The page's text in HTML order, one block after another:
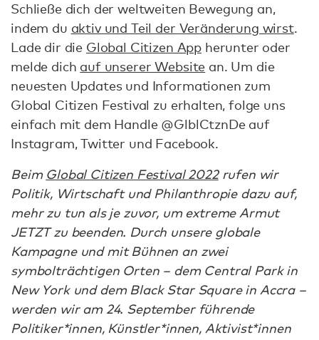
Schließe dich der weltweiten Bewegung an,
indem du aktiv und Teil der Veränderung wirst.
Lade dir die Global Citizen App herunter oder
melde dich auf unserer Website an. Um die
neuesten Updates und Informationen zum
Global Citizen Festival zu erhalten, folge uns
einfach mit dem Handle @GlblCtznDe auf
Instagram, Twitter und Facebook.
Beim Global Citizen Festival 2022rufen wir
Politik, Wirtschaft und Philanthropie dazu auf,
mehr zu tun als je zuvor, um extreme Armut
JETZT zu beenden. Durch unsere globale
Kampagne und mit Bühnen an zwei
symbolträchtigen Orten – dem Central Park in
New York und dem Black Star Square in Accra –
werden wir am 24. September führende
Politiker*innen, Künstler*innen, Aktivist*innen